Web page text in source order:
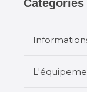
Catégories